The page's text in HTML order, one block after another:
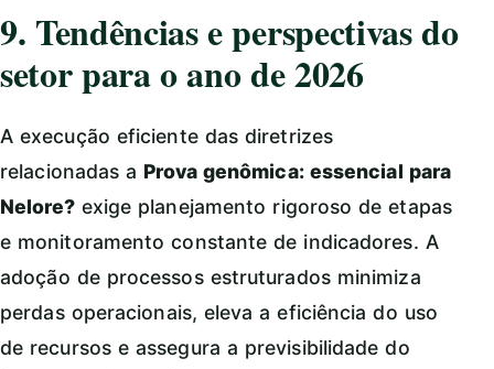
9. Tendências e perspectivas do
setor para o ano de 2026
A execução eficiente das diretrizes
relacionadas a Prova genômica: essencial para
Nelore?exige planejamento rigoroso de etapas
e monitoramento constante de indicadores. A
adoção de processos estruturados minimiza
perdas operacionais, eleva a eficiência do uso
de recursos e assegura a previsibilidade do